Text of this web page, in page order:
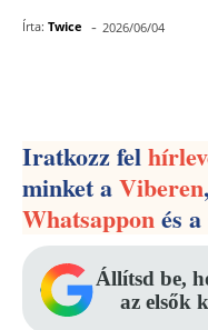
Írta: Twice - 2026/06/04
Iratkozz fel
minket aViberen
Whatsapponés a
Állítsd be,
az elsők